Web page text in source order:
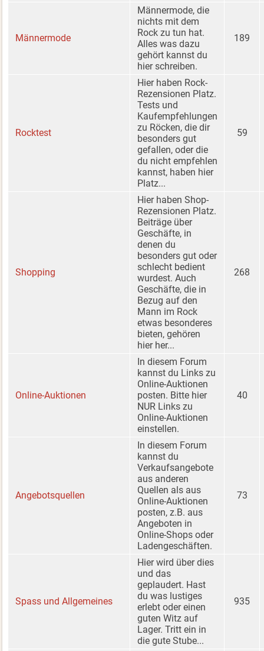
Männermode
Männermode, die
nichts mit dem
Rock zu tun hat.
Alles was dazu
gehört kannst du
hier schreiben.
189
Rocktest
Hier haben Rock-
Rezensionen Platz.
Tests und
Kaufempfehlungen
zu Röcken, die dir
besonders gut
gefallen, oder die
du nicht empfehlen
kannst, haben hier
Platz...
59
Shopping
Hier haben Shop-
Rezensionen Platz.
Beiträge über
Geschäfte, in
denen du
besonders gut oder
schlecht bedient
wurdest. Auch
Geschäfte, die in
Bezug auf den
Mann im Rock
etwas besonderes
bieten, gehören
hier her...
268
Online-Auktionen
In diesem Forum
kannst du Links zu
Online-Auktionen
posten. Bitte hier
NUR Links zu
Online-Auktionen
einstellen.
40
Angebotsquellen
In diesem Forum
kannst du
Verkaufsangebote
aus anderen
Quellen als aus
Online-Auktionen
posten, z.B. aus
Angeboten in
Online-Shops oder
Ladengeschäften.
73
Spass und Allgemeines
Hier wird über dies
und das
geplaudert. Hast
du was lustiges
erlebt oder einen
guten Witz auf
Lager. Tritt ein in
die gute Stube...
935